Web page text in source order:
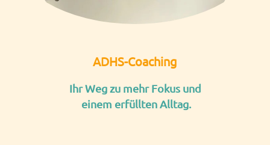
ADHS-Coaching
Ihr Weg zu mehr Fokus und
einem erfüllten Alltag.